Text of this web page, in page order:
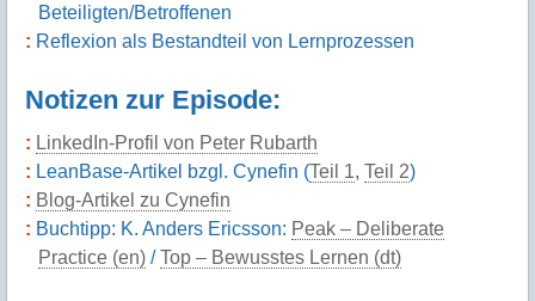
Beteiligten/Betroffenen
Reflexion als Bestandteil von Lernprozessen
Notizen zur Episode:
LinkedIn-Profil von Peter Rubarth
LeanBase-Artikel bzgl. Cynefin (Teil 1, Teil 2)
Blog-Artikel zu Cynefin
Buchtipp: K. Anders Ericsson: Peak – Deliberate
Practice (en) /Top – Bewusstes Lernen (dt)